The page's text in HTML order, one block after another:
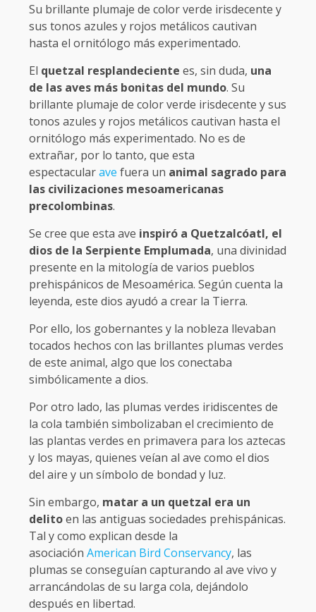
Su brillante plumaje de color verde irisdecente y
sus tonos azules y rojos metálicos cautivan
hasta el ornitólogo más experimentado.
El quetzal resplandeciente es, sin duda, una
de las aves más bonitas del mundo. Su
brillante plumaje de color verde irisdecente y sus
tonos azules y rojos metálicos cautivan hasta el
ornitólogo más experimentado. No es de
extrañar, por lo tanto, que esta
espectacularave fuera un animal sagrado para
las civilizaciones mesoamericanas
precolombinas.
Se cree que esta ave inspiró a Quetzalcóatl, el
dios de la Serpiente Emplumada, una divinidad
presente en la mitología de varios pueblos
prehispánicos de Mesoamérica. Según cuenta la
leyenda, este dios ayudó a crear la Tierra.
Por ello, los gobernantes y la nobleza llevaban
tocados hechos con las brillantes plumas verdes
de este animal, algo que los conectaba
simbólicamente a dios.
Por otro lado, las plumas verdes iridiscentes de
la cola también simbolizaban el crecimiento de
las plantas verdes en primavera para los aztecas
y los mayas, quienes veían al ave como el dios
del aire y un símbolo de bondad y luz.
Sin embargo, matar a un quetzal era un
delitoen las antiguas sociedades prehispánicas.
Tal y como explican desde la
asociación American Bird Conservancy, las
plumas se conseguían capturando al ave vivo y
arrancándolas de su larga cola, dejándolo
después en libertad.